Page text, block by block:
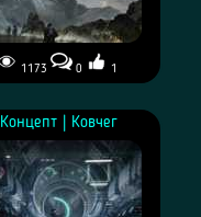
1173 0 1
Концепт | Ковчег